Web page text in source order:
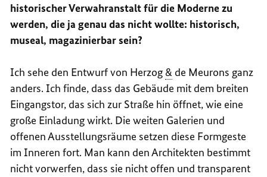
historischer Verwahranstalt für die Moderne zu
werden, die ja genau das nicht wollte: historisch,
museal, magazinierbar sein?
Ich sehe den Entwurf von Herzog & de Meurons ganz
anders. Ich finde, dass das Gebäude mit dem breiten
Eingangstor, das sich zur Straße hin öffnet, wie eine
große Einladung wirkt. Die weiten Galerien und
offenen Ausstellungsräume setzen diese Formgeste
im Inneren fort. Man kann den Architekten bestimmt
nicht vorwerfen, dass sie nicht offen und transparent